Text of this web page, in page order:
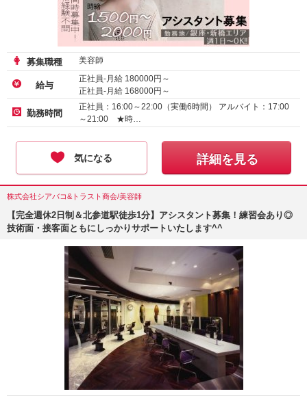
募集職種 美容師
給与
正社員-月給 180000円～
正社員-月給 168000円～
正社員-月給156000円～
勤務時間
正社員：16:00～22:00（実働6時間） アルバイト：17:00
～21:00 ★時…
気になる 詳細を見る
株式会社シアバコ&トラスト商会/美容師
【完全週休2日制＆北参道駅徒歩1分】アシスタント募集！練習会あり◎
技術面・接客面ともにしっかりサポートいたします^^